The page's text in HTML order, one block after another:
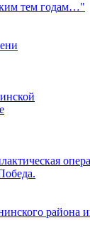
тем годам…"
района